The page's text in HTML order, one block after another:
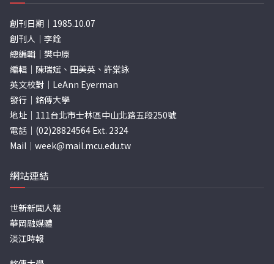
創刊日期｜1985.10.07
創刊人｜李銓
總編輯｜樊中原
編輯｜陳瑞斌、田美英、許棠詠
英文校對｜LeAnn Eyerman
發行｜銘傳大學
地址｜111台北市士林區中山北路五段250號
電話｜(02)28824564 Ext. 2324
Mail｜ week@mail.mcu.edu.tw
網站連結
世新新聞人報
華岡融媒體
淡江時報